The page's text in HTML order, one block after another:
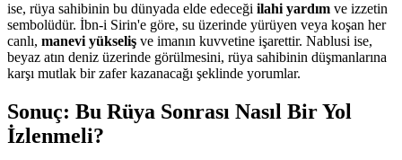
ise, rüya sahibinin bu dünyada elde edeceği ilahi yardım ve izzetin
sembolüdür. İbn-i Sirin'e göre, su üzerinde yürüyen veya koşan her
canlı, manevi yükseliş ve imanın kuvvetine işarettir. Nablusi ise,
beyaz atın deniz üzerinde görülmesini, rüya sahibinin düşmanlarına
karşı mutlak bir zafer kazanacağı şeklinde yorumlar.
Sonuç: Bu Rüya Sonrası Nasıl Bir Yol
İzlenmeli?